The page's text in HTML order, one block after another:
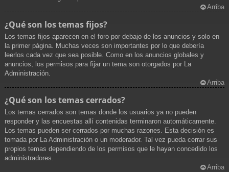
Arriba
¿Qué son los temas fijos?
Los temas fijos aparecen en el foro por debajo de los anuncios y solo en
la primer página. Muchas veces son importantes por lo que debería
leerlos cada vez que sea posible. Como en los anuncios globales y
anuncios, los permisos para fijar un tema son otorgados por La
Administración.
Arriba
¿Qué son los temas cerrados?
Los temas cerrados son temas donde los usuarios ya no pueden
responder y las encuestas allí contenidas terminaron automáticamente.
Los temas pueden ser cerrados por muchas razones. Esta decisión es
tomada por La Administración o un moderador. Tal vez pueda cerrar sus
propios temas dependiendo de los permisos que le hayan concedido los
administradores.
Arriba